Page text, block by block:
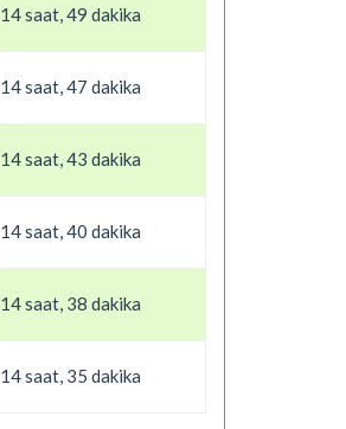
14 saat, 49 dakika
14 saat, 47 dakika
14 saat, 43 dakika
14 saat, 40 dakika
14 saat, 38 dakika
14 saat, 35 dakika